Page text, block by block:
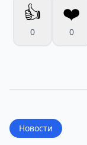
👍
0
❤️
0
Новости